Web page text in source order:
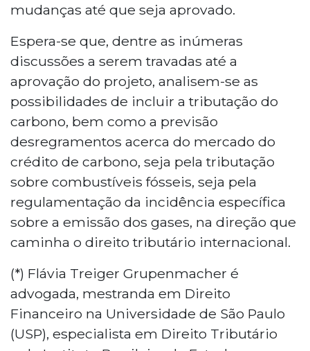
mudanças até que seja aprovado.
Espera-se que, dentre as inúmeras
discussões a serem travadas até a
aprovação do projeto, analisem-se as
possibilidades de incluir a tributação do
carbono, bem como a previsão
desregramentos acerca do mercado do
crédito de carbono, seja pela tributação
sobre combustíveis fósseis, seja pela
regulamentação da incidência específica
sobre a emissão dos gases, na direção que
caminha o direito tributário internacional.
(*) Flávia Treiger Grupenmacher é
advogada, mestranda em Direito
Financeiro na Universidade de São Paulo
(USP), especialista em Direito Tributário